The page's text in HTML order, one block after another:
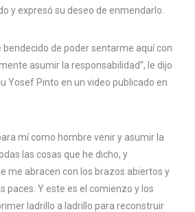
y expresó su deseo de enmendarlo.
de poder sentarme aquí con
asumir la responsabilidad”, le dijo
Yosef Pinto en un video publicado en
mí como hombre venir y asumir la
las cosas que he dicho, y
me abracen con los brazos abiertos y
paces. Y este es el comienzo y los
ladrillo a ladrillo para reconstruir